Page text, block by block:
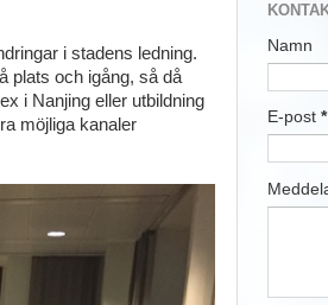
i stadens ledning.
plats och igång, så då
i Nanjing eller utbildning
möjliga kanaler
Namn
E-post *